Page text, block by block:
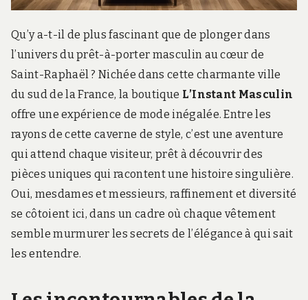
Qu’y a-t-il de plus fascinant que de plonger dans
l’univers du prêt-à-porter masculin au cœur de
Saint-Raphaël ? Nichée dans cette charmante ville
du sud de la France, la boutique L’Instant Masculin
offre une expérience de mode inégalée. Entre les
rayons de cette caverne de style, c’est une aventure
qui attend chaque visiteur, prêt à découvrir des
pièces uniques qui racontent une histoire singulière.
Oui, mesdames et messieurs, raffinement et diversité
se côtoient ici, dans un cadre où chaque vêtement
semble murmurer les secrets de l’élégance à qui sait
les entendre.